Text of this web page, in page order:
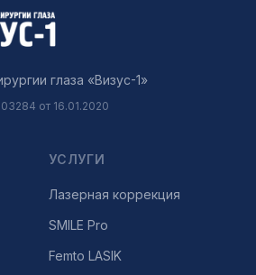
глаза «Визус-1»
от 16.01.2020
УСЛУГИ
Лазерная коррекция
SMILE Pro
Femto LASIK